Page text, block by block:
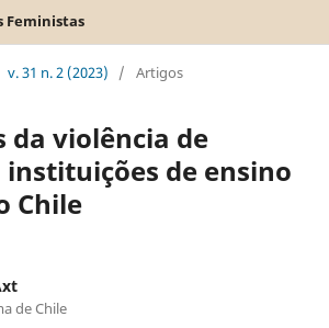
Feministas
v. 31 n. 2 (2023) / Artigos
da violência de
de ensino
Chile
de Chile